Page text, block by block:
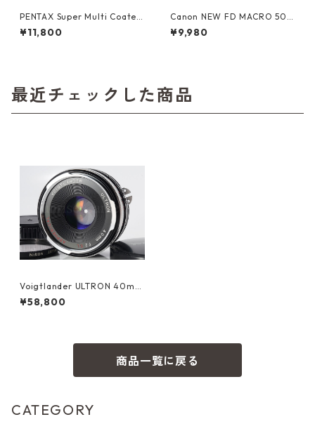
PENTAX Super Multi Coated
TAKUMAR 300mm F4 ペン
タックス (61344)
¥11,800
Canon NEW FD MACRO 50m
¥9,980
最近チェックした商品
Voigtlander ULTRON 40mm
F2 SL ASPHERICAL ニコン F
マウント フォクトレンダー (6
¥58,800
商品一覧に戻る
CATEGORY